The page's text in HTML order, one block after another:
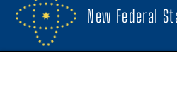
New Federal